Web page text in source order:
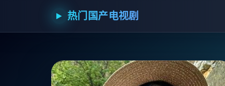
▶ 热门国产电视剧